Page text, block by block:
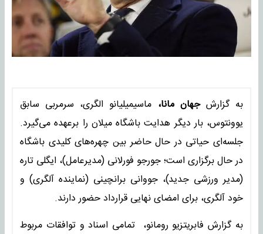
به گزارش جهان مانا، ماسیمیلیانو الگری، سرمربی سابق
یوونتوس، بار دیگر هدایت باشگاه میلان را برعهده می‌گیرد.
جلسه‌ای حیاتی در حال حاضر بین چهره‌های کلیدی باشگاه
در حال برگزاری است؛ جورجو فورلانی (مدیرعامل)، ایگلی تاره
(مدیر ورزشی جدید)، جووانی برانچینی (نماینده آلگری) و
خود آلگری، برای امضای نهایی قرارداد حضور دارند.
به گزارش فابریتزیو رومانو، تمامی اسناد و توافقات مربوط